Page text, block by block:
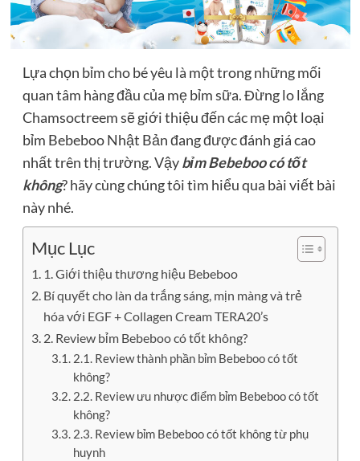
Lựa chọn bỉm cho bé yêu là một trong những mối
quan tâm hàng đầu của mẹ bỉm sữa. Đừng lo lắng
Chamsoctreem sẽ giới thiệu đến các mẹ một loại
bỉm Bebeboo Nhật Bản đang được đánh giá cao
nhất trên thị trường. Vậybỉm Bebeboo có tốt
không? hãy cùng chúng tôi tìm hiểu qua bài viết bài
này nhé.
Mục Lục
1. Giới thiệu thương hiệu Bebeboo
Bí quyết cho làn da trắng sáng, mịn màng và trẻ
hóa với EGF + Collagen Cream TERA20’s
2. Review bỉm Bebeboo có tốt không?
2.1. Review thành phần bỉm Bebeboo có tốt
không?
2.2. Review ưu nhược điểm bỉm Bebeboo có tốt
không?
2.3. Review bỉm Bebeboo có tốt không từ phụ
huynh